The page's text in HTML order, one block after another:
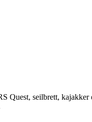
seilbrett, kajakker